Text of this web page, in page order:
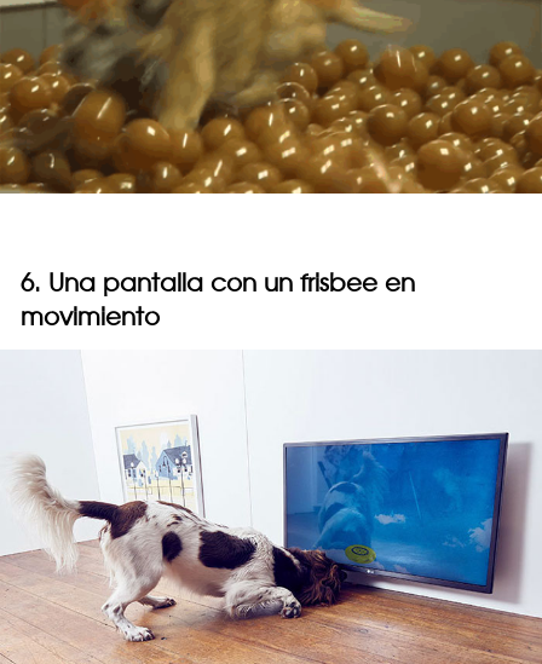
6. Una pantalla con un frisbee en
movimiento